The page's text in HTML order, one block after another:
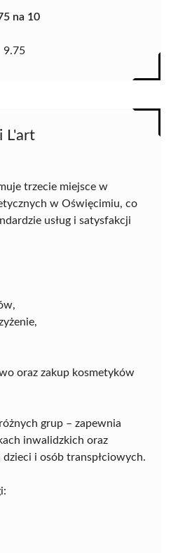
na 10
9.75
L'art
trzecie miejsce w
w Oświęcimiu, co
usług i satysfakcji
oraz zakup kosmetyków
grup – zapewnia
inwalidzkich oraz
i osób transpłciowych.